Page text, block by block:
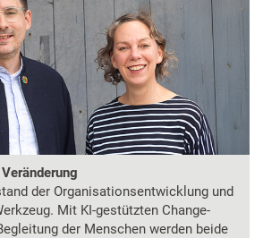
der Organisationsentwicklung und
Mit KI-gestützten Change-
der Menschen werden beide